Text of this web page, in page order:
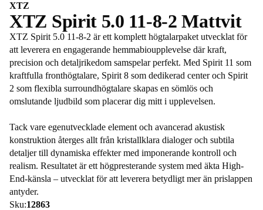
XTZ
XTZ Spirit 5.0 11-8-2 Mattvit
XTZ Spirit 5.0 11-8-2 är ett komplett högtalarpaket utvecklat för
att leverera en engagerande hemmabioupplevelse där kraft,
precision och detaljrikedom samspelar perfekt. Med Spirit 11 som
kraftfulla fronthögtalare, Spirit 8 som dedikerad center och Spirit
2 som flexibla surroundhögtalare skapas en sömlös och
omslutande ljudbild som placerar dig mitt i upplevelsen.
Tack vare egenutvecklade element och avancerad akustisk
konstruktion återges allt från kristallklara dialoger och subtila
detaljer till dynamiska effekter med imponerande kontroll och
realism. Resultatet är ett högpresterande system med äkta High-
End-känsla – utvecklat för att leverera betydligt mer än prislappen
antyder.
Sku:12863